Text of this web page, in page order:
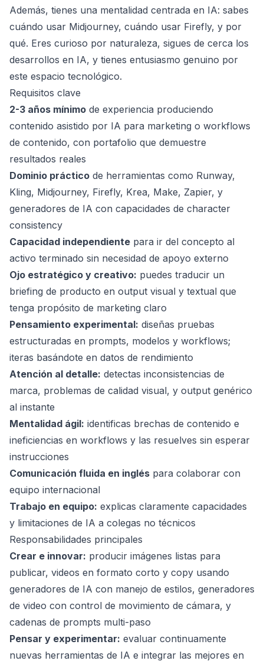
Además, tienes una mentalidad centrada en IA: sabes
cuándo usar Midjourney, cuándo usar Firefly, y por
qué. Eres curioso por naturaleza, sigues de cerca los
desarrollos en IA, y tienes entusiasmo genuino por
este espacio tecnológico.
Requisitos clave
2-3 años mínimo de experiencia produciendo
contenido asistido por IA para marketing o workflows
de contenido, con portafolio que demuestre
resultados reales
Dominio práctico de herramientas como Runway,
Kling, Midjourney, Firefly, Krea, Make, Zapier, y
generadores de IA con capacidades de character
consistency
Capacidad independiente para ir del concepto al
activo terminado sin necesidad de apoyo externo
Ojo estratégico y creativo: puedes traducir un
briefing de producto en output visual y textual que
tenga propósito de marketing claro
Pensamiento experimental: diseñas pruebas
estructuradas en prompts, modelos y workflows;
iteras basándote en datos de rendimiento
Atención al detalle: detectas inconsistencias de
marca, problemas de calidad visual, y output genérico
al instante
Mentalidad ágil: identificas brechas de contenido e
ineficiencias en workflows y las resuelves sin esperar
instrucciones
Comunicación fluida en inglés para colaborar con
equipo internacional
Trabajo en equipo: explicas claramente capacidades
y limitaciones de IA a colegas no técnicos
Responsabilidades principales
Crear e innovar: producir imágenes listas para
publicar, videos en formato corto y copy usando
generadores de IA con manejo de estilos, generadores
de video con control de movimiento de cámara, y
cadenas de prompts multi-paso
Pensar y experimentar: evaluar continuamente
nuevas herramientas de IA e integrar las mejores en